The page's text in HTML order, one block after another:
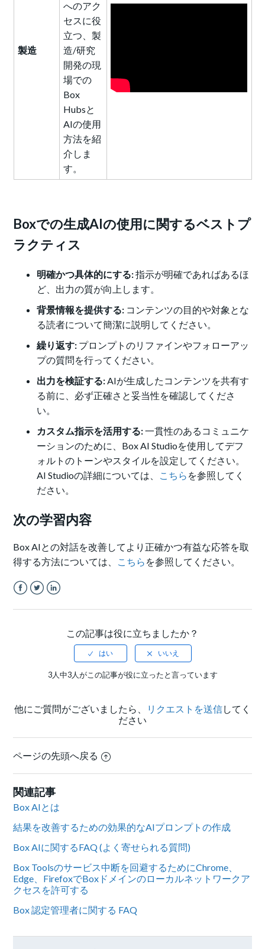
製造
へのアク
セスに役
立つ、製
造/研究
開発の現
場での
Box
Hubsと
AIの使用
方法を紹
介しま
す。
Boxでの生成AIの使用に関するベストプ
ラクティス
明確かつ具体的にする:指示が明確であればあるほ
ど、出力の質が向上します。
背景情報を提供する: コンテンツの目的や対象とな
る読者について簡潔に説明してください。
繰り返す: プロンプトのリファインやフォローアッ
プの質問を行ってください。
出力を検証する:AIが生成したコンテンツを共有す
る前に、必ず正確さと妥当性を確認してくださ
い。
カスタム指示を活用する:一貫性のあるコミュニケ
ーションのために、Box AI Studioを使用してデフ
ォルトのトーンやスタイルを設定してください。
AI Studioの詳細については、 こちら を参照してく
ださい。
次の学習内容
Box AIとの対話を改善してより正確かつ有益な応答を取
得する方法については、 こちら を参照してください。
この記事は役に立ちましたか？
3人中3人がこの記事が役に立ったと言っています
他にご質問がございましたら、 リクエストを送信してく
ださい
ページの先頭へ戻る
関連記事
Box AIとは
結果を改善するための効果的なAIプロンプトの作成
Box AIに関するFAQ (よく寄せられる質問)
Box Toolsのサービス中断を回避するためにChrome、
Edge、FirefoxでBoxドメインのローカルネットワークア
クセスを許可する
Box 認定管理者に関する FAQ